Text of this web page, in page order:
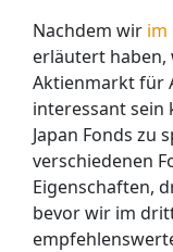
Nachdem wir im
erläutert haben,
Aktienmarkt für
interessant
Japan Fonds zu
verschiedenen
Eigenschaften,
bevor wir im